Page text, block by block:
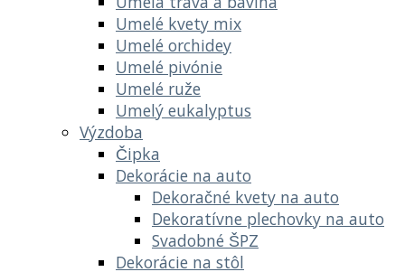
Umelé kvety mix
Umelé orchidey
Umelé pivónie
Umelé ruže
Umelý eukalyptus
Výzdoba
Čipka
Dekorácie na auto
Dekoračné kvety na auto
Dekoratívne plechovky na auto
Svadobné ŠPZ
Dekorácie na stôl